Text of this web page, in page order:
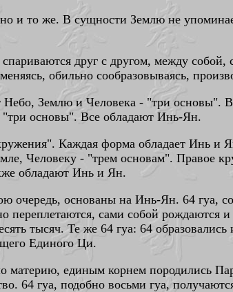
и то же. В сущности Землю не
друг с другом, между собой,
обильно сообразовываясь,
Небо, Землю и Человека - "три
"три основы". Все обладают Инь-Ян.
Каждая форма обладает Инь и
Человеку - "трем основам". Правое
обладают Инь и Ян.
очередь, основаны на Инь-Ян. 64 гуа,
сами собой рождаются
тысяч. Те же 64 гуа: 64 образовались
Единого Ци.
единым корнем породились
64 гуа, подобно восьми гуа,